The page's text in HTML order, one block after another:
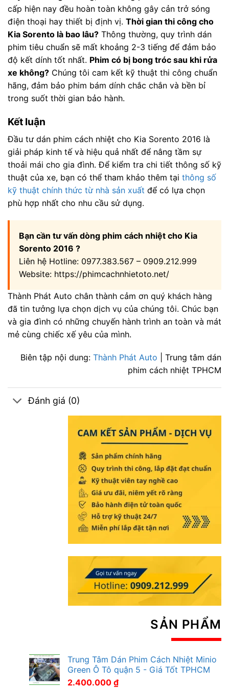
cấp hiện nay đều hoàn toàn không gây cản trở sóng
điện thoại hay thiết bị định vị. Thời gian thi công cho
Kia Sorento là bao lâu? Thông thường, quy trình dán
phim tiêu chuẩn sẽ mất khoảng 2-3 tiếng để đảm bảo
độ kết dính tốt nhất. Phim có bị bong tróc sau khi rửa
xe không? Chúng tôi cam kết kỹ thuật thi công chuẩn
hãng, đảm bảo phim bám dính chắc chắn và bền bỉ
trong suốt thời gian bảo hành.
Kết luận
Đầu tư dán phim cách nhiệt cho Kia Sorento 2016 là
giải pháp kinh tế và hiệu quả nhất để nâng tầm sự
thoải mái cho gia đình. Để kiểm tra chi tiết thông số kỹ
thuật của xe, bạn có thể tham khảo thêm tại thông số
kỹ thuật chính thức từ nhà sản xuất để có lựa chọn
phù hợp nhất cho nhu cầu sử dụng.
Bạn cần tư vấn dòng phim cách nhiệt cho Kia
Sorento 2016 ?
Liên hệ Hotline: 0977.383.567 – 0909.212.999
Website: https://phimcachnhietoto.net/
Thành Phát Auto chân thành cảm ơn quý khách hàng
đã tin tưởng lựa chọn dịch vụ của chúng tôi. Chúc bạn
và gia đình có những chuyến hành trình an toàn và mát
mẻ cùng chiếc xế yêu của mình.
Biên tập nội dung: Thành Phát Auto | Trung tâm dán
phim cách nhiệt TPHCM
Đánh giá (0)
SẢN PHẨM
Trung Tâm Dán Phim Cách Nhiệt Minio
Green Ô Tô quận 5 - Giá Tốt TPHCM
2.400.000 ₫